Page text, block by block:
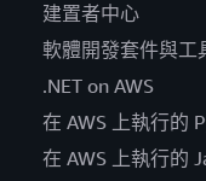
建置者中心
軟體開發套件與工
.NET on AWS
在 AWS 上執行的
在 AWS 上執行的